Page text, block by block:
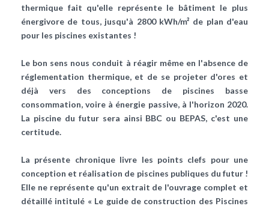
thermique fait qu'elle représente le bâtiment le plus
énergivore de tous, jusqu'à 2800 kWh/m² de plan d'eau
pour les piscines existantes !
Le bon sens nous conduit à réagir même en l'absence de
réglementation thermique, et de se projeter d'ores et
déjà vers des conceptions de piscines basse
consommation, voire à énergie passive, à l'horizon 2020.
La piscine du futur sera ainsi BBC ou BEPAS, c'est une
certitude.
La présente chronique livre les points clefs pour une
conception et réalisation de piscines publiques du futur !
Elle ne représente qu'un extrait de l'ouvrage complet et
détaillé intitulé « Le guide de construction des Piscines